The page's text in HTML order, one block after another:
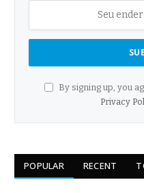
By signing up, you
Privacy
POPULAR RECENT